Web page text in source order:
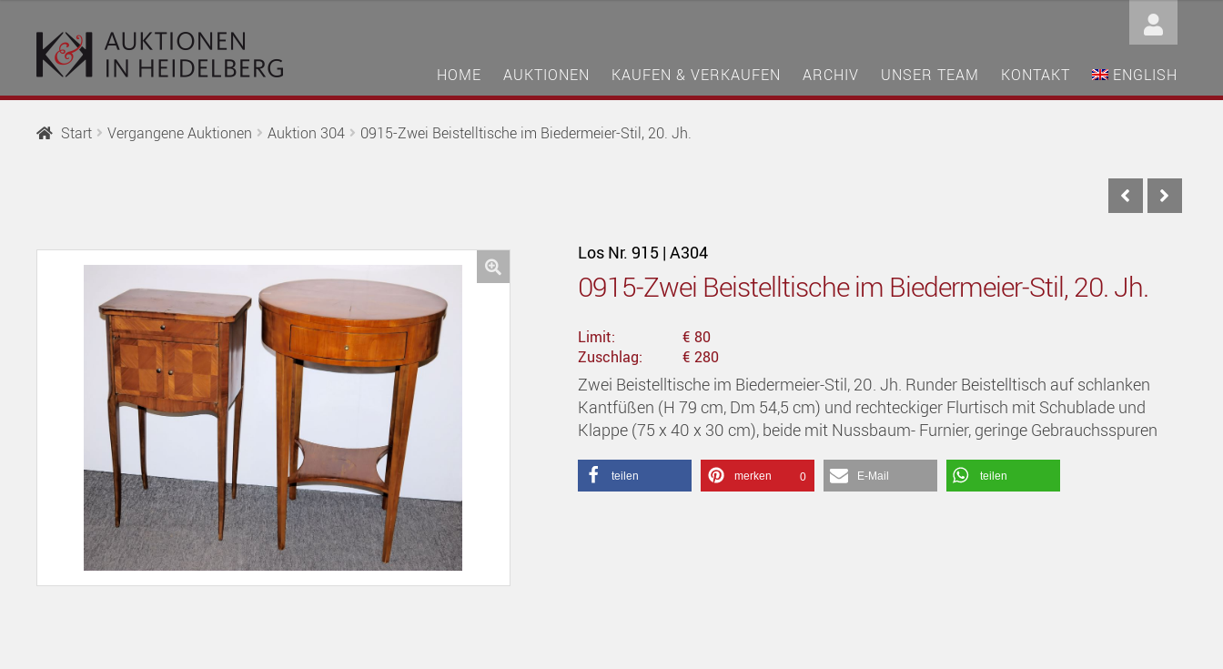
Navigation
springen
zum
Inhalt
HOME AUKTIONEN KAUFEN & VERKAUFEN ARCHIV UNSER TEAM KONTAKT ENGLISH
Start Vergangene Auktionen Auktion 304 0915-Zwei Beistelltische im Biedermeier-Stil, 20. Jh.
Los Nr. 915 | A304
0915-Zwei Beistelltische im Biedermeier-Stil, 20. Jh.
Limit:
€ 80
Zuschlag:
€ 280
Zwei Beistelltische im Biedermeier-Stil, 20. Jh. Runder Beistelltisch auf schlanken
Kantfüßen (H 79 cm, Dm 54,5 cm) und rechteckiger Flurtisch mit Schublade und
Klappe (75 x 40 x 30 cm), beide mit Nussbaum- Furnier, geringe Gebrauchsspuren
teilen merken 0 E-Mail teilen